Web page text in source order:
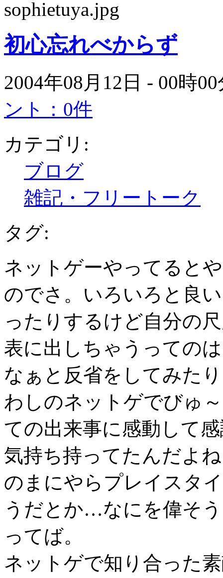
初心忘れべからず
2004年08月12日 - 00時
ント：0件
カテゴリ:
ブログ
雑記・フリートーク
タグ:
ネットゲーやってると
のでさ。いろいろと良
ったりするけど自分の
表に出しちゃうっての
なぁと反省をしてみた
わしのネットゲでびゅ
ての出来事に感動して
気持ち持ってたんだよ
のまにやらプレイスタ
うだとか…なにを偉そ
ってば。
ネットゲで知り合った